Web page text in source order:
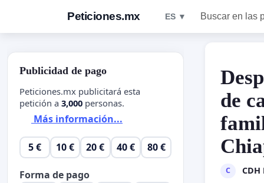
Peticiones.mx ES ▼ Buscar en las
de
C CDH
Publicidad de pago
Peticiones.mx publicitará esta
petición a 3,000 personas.
Más información...
5 € 10 € 20 € 40 € 80 €
Forma de pago